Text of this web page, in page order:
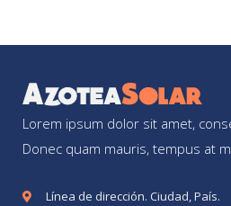
Lorem ipsum dolor sit amet,
Donec quam mauris, tempus at
Línea de dirección. Ciudad, País.